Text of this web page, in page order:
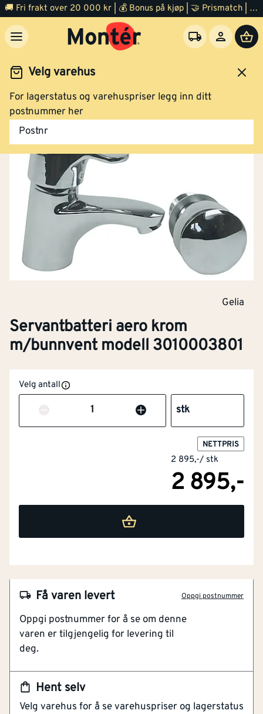
🚚 Fri frakt over 20 000 kr | 💰 Bonus på kjøp | 🤝 Prismatch | ⭐ 100% fornøyd garanti | 🏪 140 byggevarehus
Velg varehus
For lagerstatus og varehuspriser legg inn ditt
postnummer her
Postnr
Kjøkken Blandebatteri
Gelia
Servantbatteri aero krom
m/bunnvent modell 3010003801
Velg antall
Antall stk
NETTPRIS
2 895,-/ stk
2 895,-
Hent selv
Velg varehus for å se varehuspriser og lagerstatus
Få varen levert Oppgi postnummer
Oppgi postnummer for å se om denne
varen er tilgjengelig for levering til
deg.
NOBB 42197986